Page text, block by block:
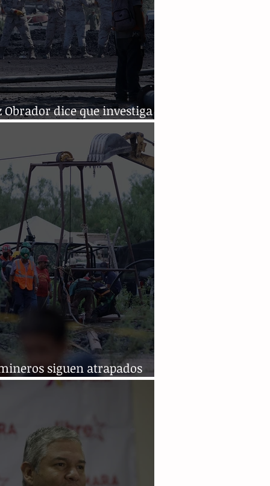
Obrador dice que investiga
de mina tras derrumbe
siguen atrapados
horas del derrumbe